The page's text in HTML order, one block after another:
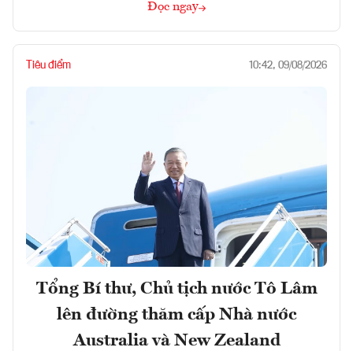
Đọc ngay
Tiêu điểm 10:42, 09/08/2026
Tổng Bí thư, Chủ tịch nước Tô Lâm
lên đường thăm cấp Nhà nước
Australia và New Zealand